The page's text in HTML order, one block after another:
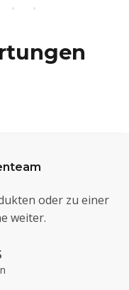
oder zu einer
weiter.